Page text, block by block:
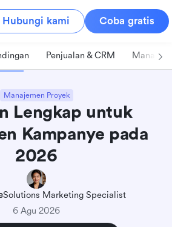
Hubungi kami Coba gratis
Penjualan & CRM
Manajemen Proyek
Lengkap untuk
Kampanye pada
2026
Solutions Marketing Specialist
6 Agu 2026